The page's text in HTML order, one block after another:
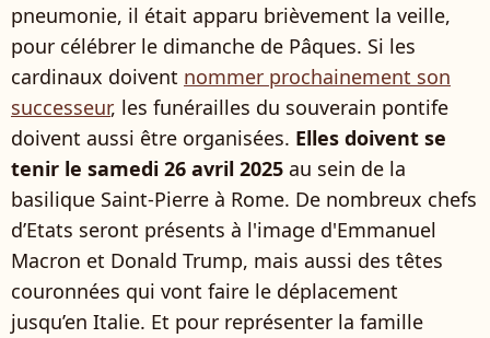
pneumonie, il était apparu brièvement la veille,
pour célébrer le dimanche de Pâques. Si les
cardinaux doivent nommer prochainement son
successeur, les funérailles du souverain pontife
doivent aussi être organisées. Elles doivent se
tenir le samedi 26 avril 2025 au sein de la
basilique Saint-Pierre à Rome. De nombreux chefs
d’Etats seront présents à l'image d'Emmanuel
Macron et Donald Trump, mais aussi des têtes
couronnées qui vont faire le déplacement
jusqu’en Italie. Et pour représenter la famille